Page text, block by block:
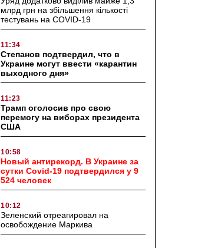
млрд грн на збільшення кількості
тестувань на COVID-19
11:34
Степанов подтвердил, что в
Украине могут ввести «карантин
выходного дня»
11:23
Трамп оголосив про свою
перемогу на виборах президента
США
10:58
Новый антирекорд. В Украине за
сутки Covid-19 подтвердился у 9
524 человек
10:12
Зеленский отреагировал на
освобождение Маркива